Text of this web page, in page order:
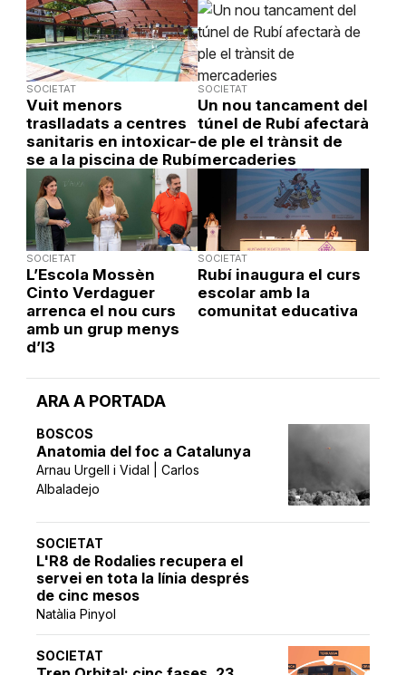
ARA A PORTADA
BOSCOS
Anatomia del foc a Catalunya
Arnau Urgell i Vidal | Carlos
Albaladejo
SOCIETAT
L'R8 de Rodalies recupera el
servei en tota la línia després
de cinc mesos
Natàlia Pinyol
SOCIETAT
SOCIETAT
Vuit menors
traslladats a centres
sanitaris en intoxicar-
se a la piscina de Rubí
SOCIETAT
Un nou tancament del
túnel de Rubí afectarà
de ple el trànsit de
mercaderies
SOCIETAT
L’Escola Mossèn
Cinto Verdaguer
arrenca el nou curs
amb un grup menys
d’I3
SOCIETAT
Rubí inaugura el curs
escolar amb la
comunitat educativa